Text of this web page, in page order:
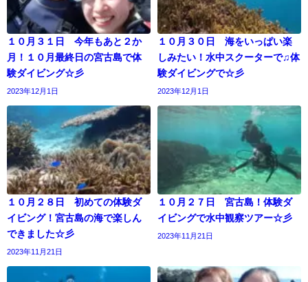
１０月３１日 今年もあと２か
月！１０月最終日の宮古島で体
験ダイビング☆彡
2023年12月1日
１０月３０日 海をいっぱい楽
しみたい！水中スクーターで♫体
験ダイビングで☆彡
2023年12月1日
１０月２８日 初めての体験ダ
イビング！宮古島の海で楽しん
できました☆彡
2023年11月21日
１０月２７日 宮古島！体験ダ
イビングで水中観察ツアー☆彡
2023年11月21日